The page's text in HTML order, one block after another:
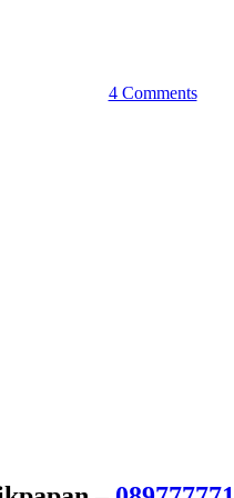
4 Comments